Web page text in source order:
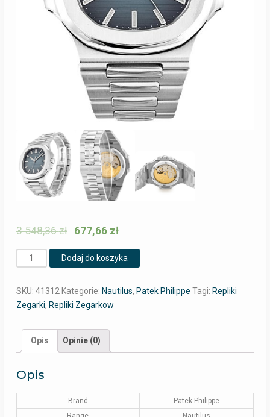
3 548,36zł 677,66 zł
Ilość Dodaj do koszyka
SKU: 41312 Kategorie: Nautilus, Patek Philippe Tagi: Repliki
Zegarki, Repliki Zegarkow
Opis Opinie (0)
Opis
Brand
Patek Philippe